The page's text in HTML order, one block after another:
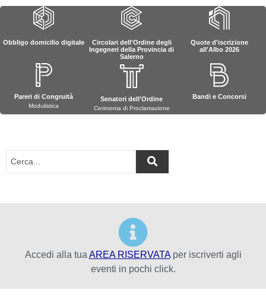
Obbligo domicilio digitale
Circolari dell'Ordine degli
Ingegneri della Provincia di
Salerno
Quote d'iscrizione
all'Albo 2026
Pareri di Congruità
Modulistica
Senatori dell'Ordine
Cerimonia di Proclamazione
Bandi e Concorsi
Accedi alla tua AREA RISERVATAper iscriverti agli
eventi in pochi click.